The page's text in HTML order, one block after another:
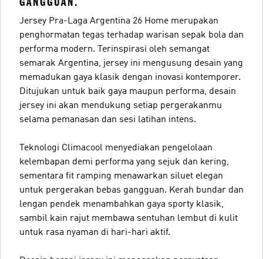
Jersey Pra-Laga Argentina 26 Home merupakan
penghormatan tegas terhadap warisan sepak bola dan
performa modern. Terinspirasi oleh semangat
semarak Argentina, jersey ini mengusung desain yang
memadukan gaya klasik dengan inovasi kontemporer.
Ditujukan untuk baik gaya maupun performa, desain
jersey ini akan mendukung setiap pergerakanmu
selama pemanasan dan sesi latihan intens.
Teknologi Climacool menyediakan pengelolaan
kelembapan demi performa yang sejuk dan kering,
sementara fit ramping menawarkan siluet elegan
untuk pergerakan bebas gangguan. Kerah bundar dan
lengan pendek menambahkan gaya sporty klasik,
sambil kain rajut membawa sentuhan lembut di kulit
untuk rasa nyaman di hari-hari aktif.